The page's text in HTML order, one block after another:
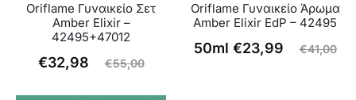
Oriflame Γυναικείο Σετ
Amber Elixir –
42495+47012
€55,00
Original
€32,98
Η
Oriflame Γυναικείο Άρωμα
Amber Elixir EdP – 42495
€41,00
Original
€23,99
Η
50ml